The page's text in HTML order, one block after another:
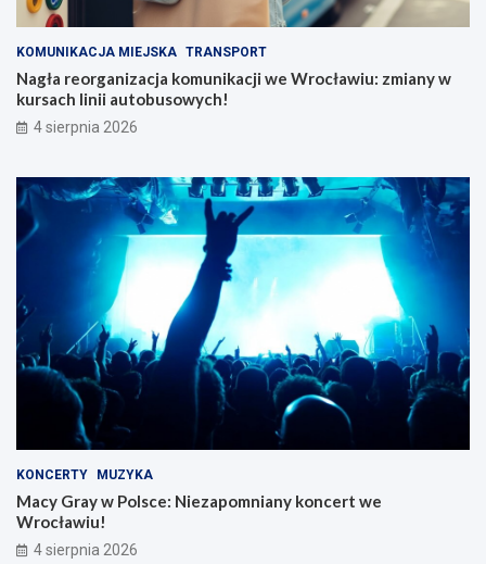
KOMUNIKACJA MIEJSKA TRANSPORT
Nagła reorganizacja komunikacji we Wrocławiu: zmiany w
kursach linii autobusowych!
4 sierpnia 2026
KONCERTY MUZYKA
Macy Gray w Polsce: Niezapomniany koncert we
Wrocławiu!
4 sierpnia 2026